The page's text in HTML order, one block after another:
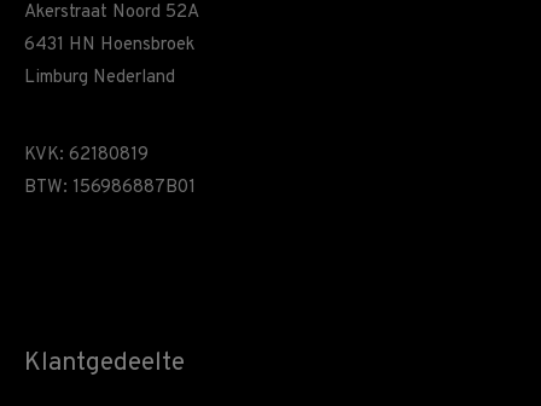
Akerstraat Noord 52A
6431 HN Hoensbroek
Limburg Nederland
KVK: 62180819
BTW: 156986887B01
Klantgedeelte